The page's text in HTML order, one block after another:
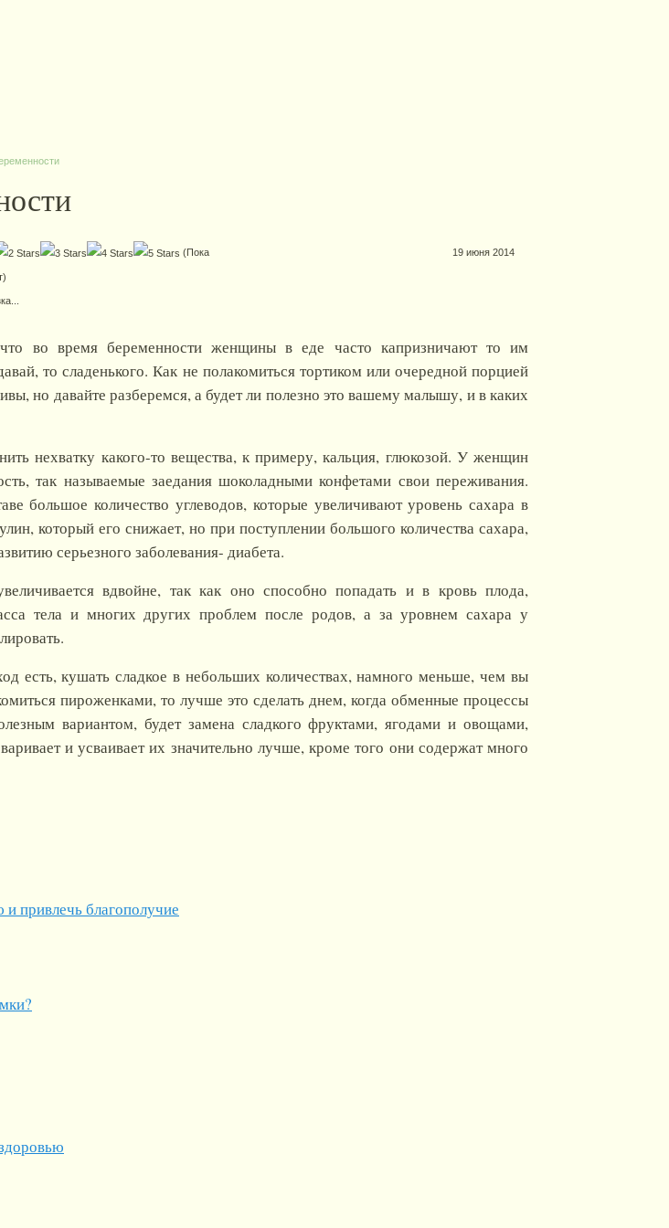
(Пока 19 июня 2014
во время беременности женщины в еде часто капризничают то им
то сладенького. Как не полакомиться тортиком или очередной порцией
но давайте разберемся, а будет ли полезно это вашему малышу, и в каких
нехватку какого-то вещества, к примеру, кальция, глюкозой. У женщин
так называемые заедания шоколадными конфетами свои переживания.
большое количество углеводов, которые увеличивают уровень сахара в
который его снижает, но при поступлении большого количества сахара,
серьезного заболевания- диабета.
вдвойне, так как оно способно попадать и в кровь плода,
тела и многих других проблем после родов, а за уровнем сахара у
есть, кушать сладкое в небольших количествах, намного меньше, чем вы
пироженками, то лучше это сделать днем, когда обменные процессы
вариантом, будет замена сладкого фруктами, ягодами и овощами,
и усваивает их значительно лучше, кроме того они содержат много
привлечь благополучие